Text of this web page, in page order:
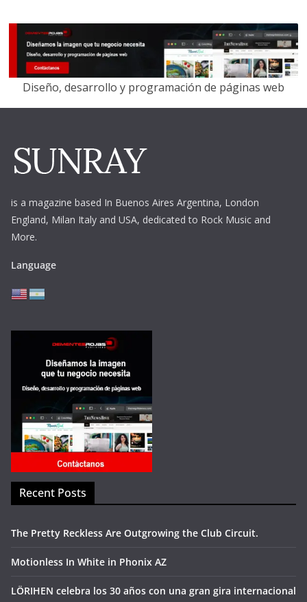
Diseño, desarrollo y programación de páginas web
is a magazine based In Buenos Aires Argentina, London
England, Milan Italy and USA, dedicated to Rock Music and
More.
Language
Recent Posts
The Pretty Reckless Are Outgrowing the Club Circuit.
Motionless In White in Phonix AZ
LÖRIHEN celebra los 30 años con una gran gira internacional